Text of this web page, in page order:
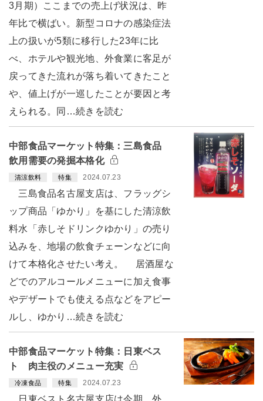
3月期）ここまでの売上げ状況は、昨
年比で横ばい。新型コロナの感染症法
上の扱いが5類に移行した23年に比
べ、ホテルや観光地、外食業に客足が
戻ってきた流れが落ち着いてきたこと
や、値上げが一巡したことが要因と考
えられる。同…続きを読む
中部食品マーケット特集：三島食品
飲用需要の発掘本格化
清涼飲料 特集 2024.07.23
三島食品名古屋支店は、フラッグシ
ップ商品「ゆかり」を基にした清涼飲
料水「赤しそドリンクゆかり」の売り
込みを、地場の飲食チェーンなどに向
けて本格化させたい考え。 居酒屋な
どでのアルコールメニューに加え食事
やデザートでも使える点などをアピー
ルし、ゆかり…続きを読む
中部食品マーケット特集：日東ベス
ト 肉主役のメニュー充実
冷凍食品 特集 2024.07.23